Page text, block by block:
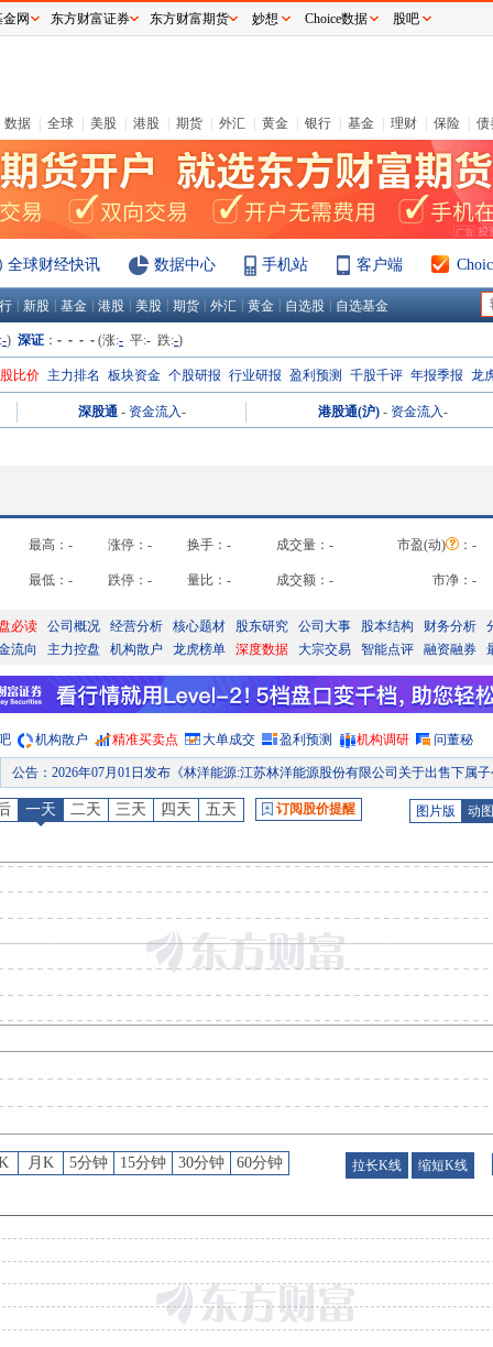
数据 全球 美股 港股 期货 外汇 黄金 银行 基金 理财 保险 债
全球财经快讯 数据中心 手机站 客户端
新股 基金 港股 美股 期货 外汇 黄金 自选股 自选基金
-) 深证 ： - - - - (涨:- 平:- 跌:-)
比价 主力排名 板块资金 个股研报 行业研报 盈利预测 千股千评 年报季报 龙
深股通 - 资金流入- 港股通(沪) - 资金流入-
最高： - 涨停： - 换手： - 成交量： - 市盈(动) ： -
最低： - 跌停： - 量比： - 成交额： - 市净： -
必读 公司概况 经营分析 核心题材 股东研究 公司大事 股本结构 财务分析
流向
主力控盘 机构散户 龙虎榜单 深度数据 大宗交易 智能点评 融资融券
机构散户 精准买卖点 大单成交 盈利预测 机构调研 问董秘
公告 ： 2026年07月01日发布《林洋能源:江苏林洋能源股份有限公司关于出售下属子公司股权的进展公
公告：2026年06月30日发布《林洋能源:江苏林洋能源股份有限公司关于对外担保的进展公
：
公告：2026年05月30日发布《林洋能源:江苏林洋能源股份有限公司关于对外担保的进展公
公告：2026年05月23日发布《林洋能源:江苏林洋能源股份有限公司2025年年度股东会决议公告》等2条
预约披露日：2026年半年报预约2026年08月28日披露
公告：2026年08月04日发布《林洋能源:江苏林洋能源股份有限公司关于第四期以集中竞价交易方式回购股份的进展公
公告：2026年07月02日发布《林洋能源:江苏林洋能源股份有限公司关于第四期以集中竞价交易方式回购股份的进展公
一天 二天 三天 四天 五天 订阅股价提醒 图片版 动
月K 5分钟 15分钟 30分钟 60分钟 拉长K线 缩短K线
网 东方财富证券 东方财富期货 妙想 Choice数据 股吧